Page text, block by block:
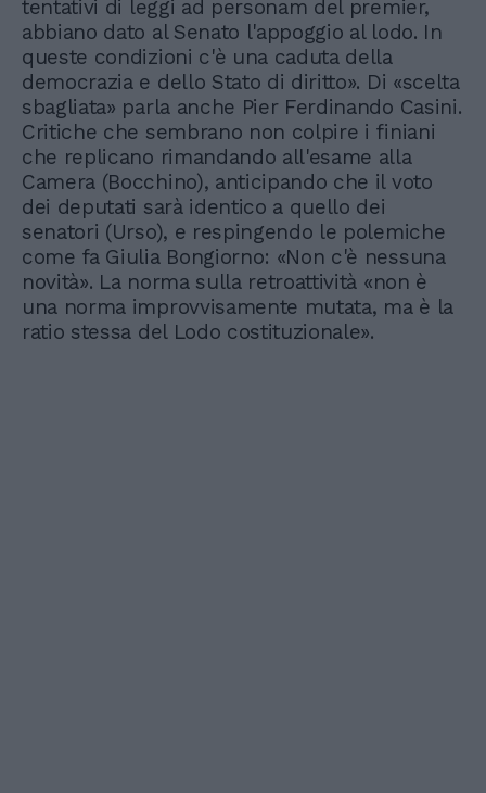
tentativi di leggi ad personam del premier,
abbiano dato al Senato l'appoggio al lodo. In
queste condizioni c'è una caduta della
democrazia e dello Stato di diritto». Di «scelta
sbagliata» parla anche Pier Ferdinando Casini.
Critiche che sembrano non colpire i finiani
che replicano rimandando all'esame alla
Camera (Bocchino), anticipando che il voto
dei deputati sarà identico a quello dei
senatori (Urso), e respingendo le polemiche
come fa Giulia Bongiorno: «Non c'è nessuna
novità». La norma sulla retroattività «non è
una norma improvvisamente mutata, ma è la
ratio stessa del Lodo costituzionale».